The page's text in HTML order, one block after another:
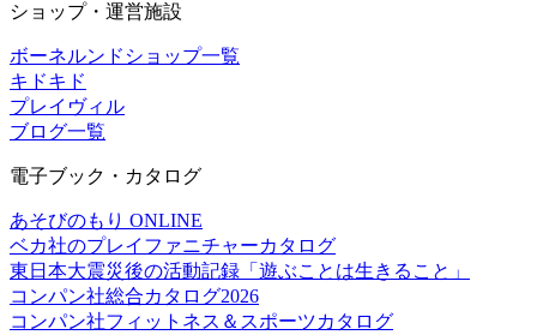
ショップ・運営施設
ボーネルンドショップ一覧
キドキド
プレイヴィル
ブログ一覧
電子ブック・カタログ
あそびのもり ONLINE
ベカ社のプレイファニチャーカタログ
東日本大震災後の活動記録「遊ぶことは生きること」
コンパン社総合カタログ2026
コンパン社フィットネス＆スポーツカタログ